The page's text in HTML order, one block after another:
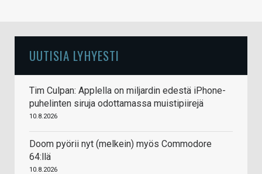
UUTISIA LYHYESTI
Tim Culpan: Applella on miljardin edestä iPhone-
puhelinten siruja odottamassa muistipiirejä
10.8.2026
Doom pyörii nyt (melkein) myös Commodore
64:llä
10.8.2026